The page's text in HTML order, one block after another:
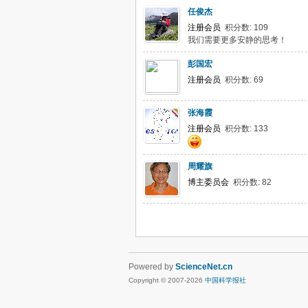
任俊杰
注册会员 积分数: 109
我们需要更多安静的思考！
彭国宏
注册会员 积分数: 69
张海霞
注册会员 积分数: 133
周耀旗
博主委员会 积分数: 82
Powered by ScienceNet.cn
Copyright © 2007-2026 中国科学报社